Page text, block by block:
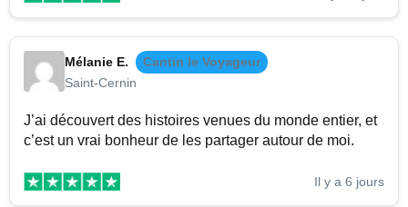
Mélanie E.
Cantin le Voyageur
Saint-Cernin
J’ai découvert des histoires venues du monde entier, et
c’est un vrai bonheur de les partager autour de moi.
Il y a 6 jours